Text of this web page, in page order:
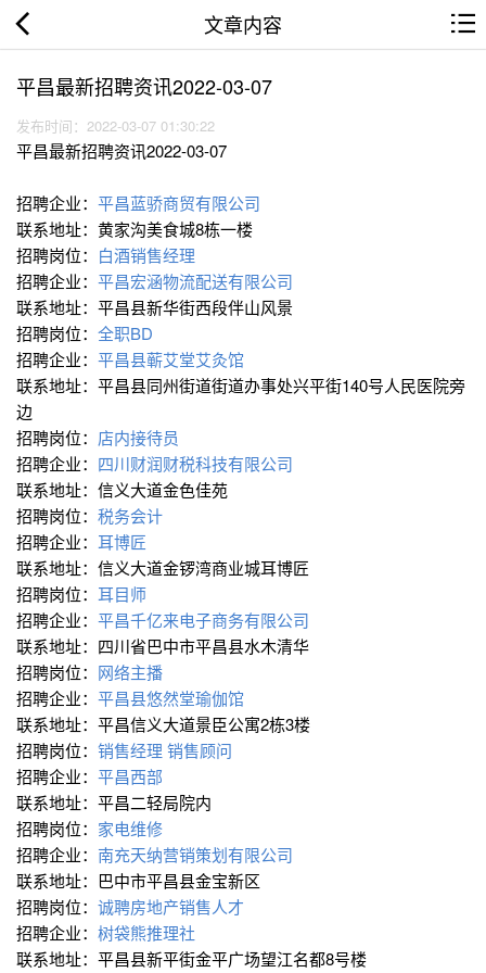
文章内容
平昌最新招聘资讯2022-03-07
发布时间：2022-03-07 01:30:22
平昌最新招聘资讯2022-03-07
招聘企业： 平昌蓝骄商贸有限公司
联系地址：黄家沟美食城8栋一楼
招聘岗位： 白酒销售经理
招聘企业： 平昌宏涵物流配送有限公司
联系地址：平昌县新华街西段伴山风景
招聘岗位： 全职BD
招聘企业： 平昌县蕲艾堂艾灸馆
联系地址：平昌县同州街道街道办事处兴平街140号人民医院旁
边
招聘岗位： 店内接待员
招聘企业： 四川财润财税科技有限公司
联系地址：信义大道金色佳苑
招聘岗位： 税务会计
招聘企业： 耳博匠
联系地址：信义大道金锣湾商业城耳博匠
招聘岗位： 耳目师
招聘企业： 平昌千亿来电子商务有限公司
联系地址：四川省巴中市平昌县水木清华
招聘岗位： 网络主播
招聘企业： 平昌县悠然堂瑜伽馆
联系地址：平昌信义大道景臣公寓2栋3楼
招聘岗位： 销售经理 销售顾问
招聘企业： 平昌西部
联系地址：平昌二轻局院内
招聘岗位： 家电维修
招聘企业： 南充天纳营销策划有限公司
联系地址：巴中市平昌县金宝新区
招聘岗位： 诚聘房地产销售人才
招聘企业： 树袋熊推理社
联系地址：平昌县新平街金平广场望江名都8号楼